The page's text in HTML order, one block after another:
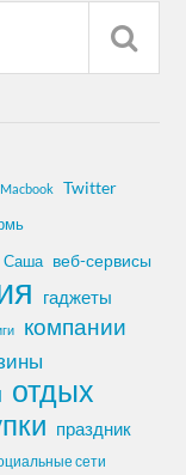
Macbook Twitter
Саша веб-сервисы
гаджеты
компании
отдых
праздник
сети